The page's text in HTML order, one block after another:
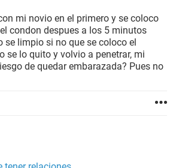
mi novio en el primero y se coloco
condon despues a los 5 minutos
se limpio si no que se coloco el
se lo quito y volvio a penetrar, mi
de quedar embarazada? Pues no